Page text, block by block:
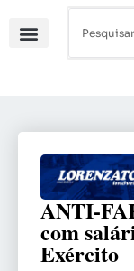
ANTI-
com
Exército